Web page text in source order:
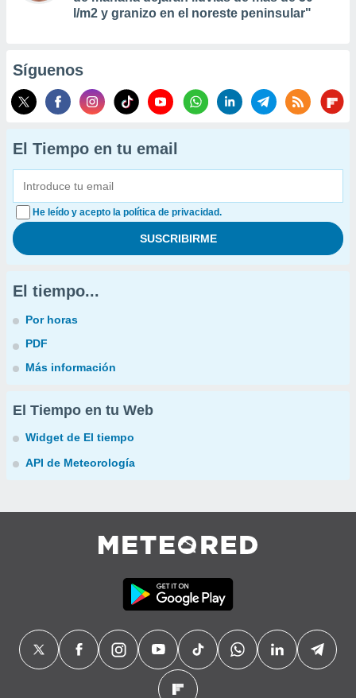
l/m2 y granizo en el noreste peninsular"
Síguenos
El Tiempo en tu email
He leído y acepto la política de privacidad.
El tiempo...
Por horas
PDF
Más información
El Tiempo en tu Web
Widget de El tiempo
API de Meteorología